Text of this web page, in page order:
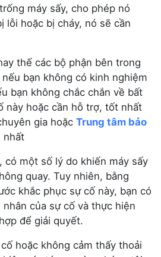
máy sấy, cho phép nó
lỗi hoặc bị cháy, nó sẽ cần
thế các bộ phận bên trong
bạn không có kinh nghiệm
bạn không chắc chắn về bất
này hoặc cần hỗ trợ, tốt nhất
gia hoặc Trung tâm bảo
nhất
có một số lý do khiến máy sấy
quay. Tuy nhiên, bằng
khắc phục sự cố này, bạn có
của sự cố và thực hiện
để giải quyết.
hoặc không cảm thấy thoải